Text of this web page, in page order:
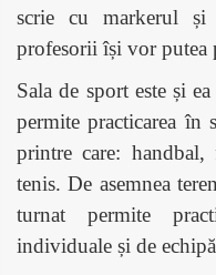
scrie cu markerul și
profesorii își vor putea
Sala de sport este și
permite practicarea în
printre care:
tenis. De asemnea
turnat permite
individuale și de